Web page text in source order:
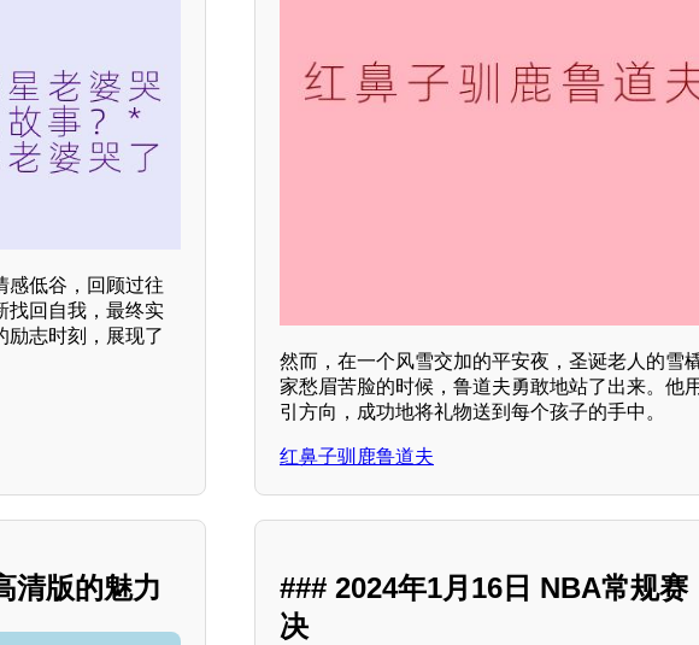
感低谷，回顾过往
找回自我，最终实
励志时刻，展现了
然而，在一个风雪交加的平安夜，圣诞老人的雪
家愁眉苦脸的时候，鲁道夫勇敢地站了出来。他
引方向，成功地将礼物送到每个孩子的手中。
红鼻子驯鹿鲁道夫
清版的魅力
### 2024年1月16日 NBA常规
决